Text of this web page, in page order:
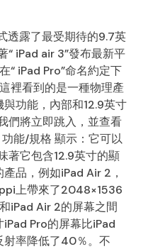
透露了最受期待的9.7英
“ iPad air 3”發布最新平
“ iPad Pro”命名約定下
裡看到的是一種物理產
功能，內部和12.9英寸
們將立即跳入，並查看
能/規格 顯示：它可以
著它包含12.9英寸的顯
品，例如iPad Air 2，
上帶來了2048×1536
iPad Air 2的屏幕之間
Pro的屏幕比iPad
率降低了40％。不